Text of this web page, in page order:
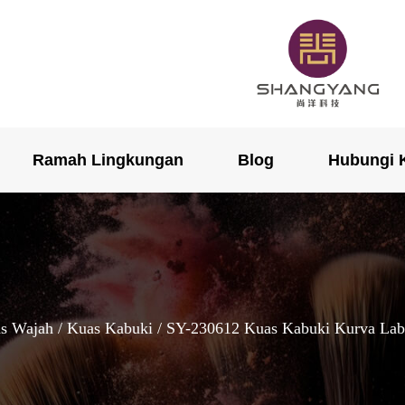
Ramah Lingkungan Blog Hubungi
Wajah/Kuas Kabuki / SY-230612 Kuas Kabuki Kurva